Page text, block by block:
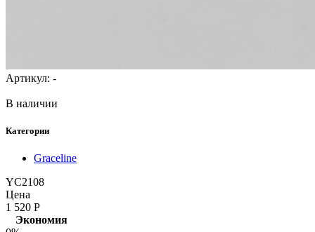
Артикул: -
В наличии
Категории
Graceline
YC2108
Цена
1 520 Р
Экономия